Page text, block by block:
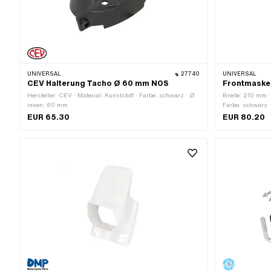
UNIVERSAL 27740
CEV Halterung Tacho Ø 60 mm NOS
Hersteller: CEV · Material: Kunststoff · Farbe: schwarz · Ø
innen: 60 mm
EUR 65.30
UNIVERSAL
Breite: 210 mm
Farbe: schwarz
Anzahl
EUR 80.20